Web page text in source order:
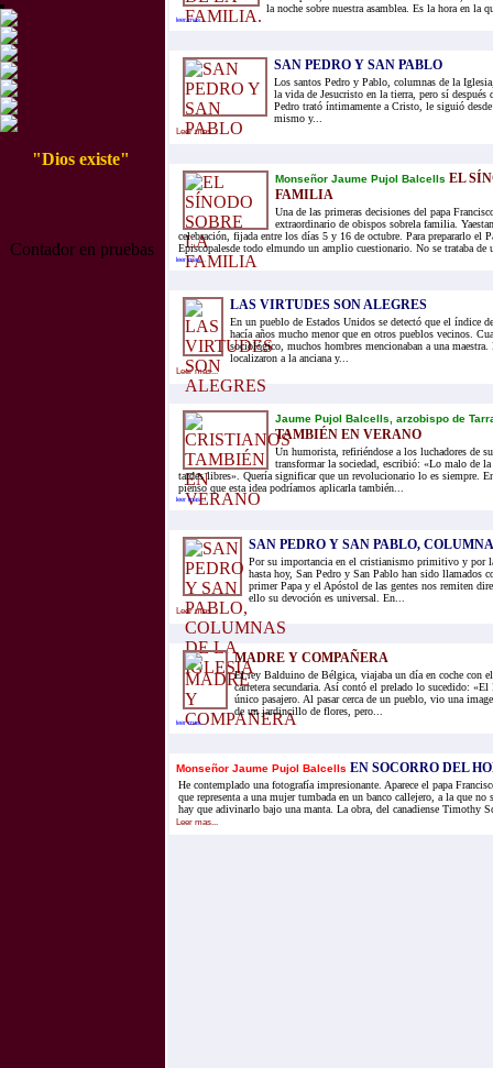
"Dios existe"
Contador en pruebas
la noche sobre nuestra asamblea. Es la hora en la
leer mas...
SAN PEDRO Y SAN PABLO
Los santos Pedro y Pablo, columnas de la
la vida de Jesucristo en la tierra, pero sí después
Pedro trató íntimamente a Cristo, le siguió
mismo y...
Leer mas...
Monseñor Jaume Pujol Balcells EL
FAMILIA
Una de las primeras decisiones del papa
extraordinario de obispos sobrela familia.
celebración, fijada entre los días 5 y 16 de octubre. Para prepararlo el
Episcopalesde todo elmundo un amplio cuestionario. No se trataba de
leer mas...
LAS VIRTUDES SON ALEGRES
En un pueblo de Estados Unidos se detectó que el índice
hacía años mucho menor que en otros pueblos vecinos.
sociológico, muchos hombres mencionaban a una
localizaron a la anciana y...
Leer mas...
Jaume Pujol Balcells, arzobispo de
TAMBIÉN EN VERANO
Un humorista, refiriéndose a los luchadores de
transformar la sociedad, escribió: «Lo malo de
tardes libres». Quería significar que un revolucionario lo es siempre.
pienso que esta idea podríamos aplicarla también...
leer mas...
SAN PEDRO Y SAN PABLO,
Por su importancia en el cristianismo primitivo y por
hasta hoy, San Pedro y San Pablo han sido llamados
primer Papa y el Apóstol de las gentes nos remiten
ello su devoción es universal. En...
Leer mas...
MADRE Y COMPAÑERA
El rey Balduino de Bélgica, viajaba un día en coche con el
carretera secundaria. Así contó el prelado lo sucedido:
único pasajero. Al pasar cerca de un pueblo, vio una
de un jardincillo de flores, pero...
leer mas...
Monseñor Jaume Pujol Balcells EN SOCORRO DEL
He contemplado una fotografía impresionante. Aparece el papa
que representa a una mujer tumbada en un banco callejero, a la que no
hay que adivinarlo bajo una manta. La obra, del canadiense Timothy
Leer mas...